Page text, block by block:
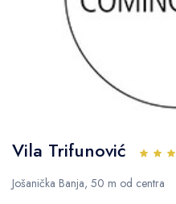
Vila Trifunović
Jošanička Banja, 50 m od centra